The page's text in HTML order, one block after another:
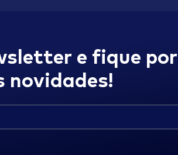
e fique por
novidades!